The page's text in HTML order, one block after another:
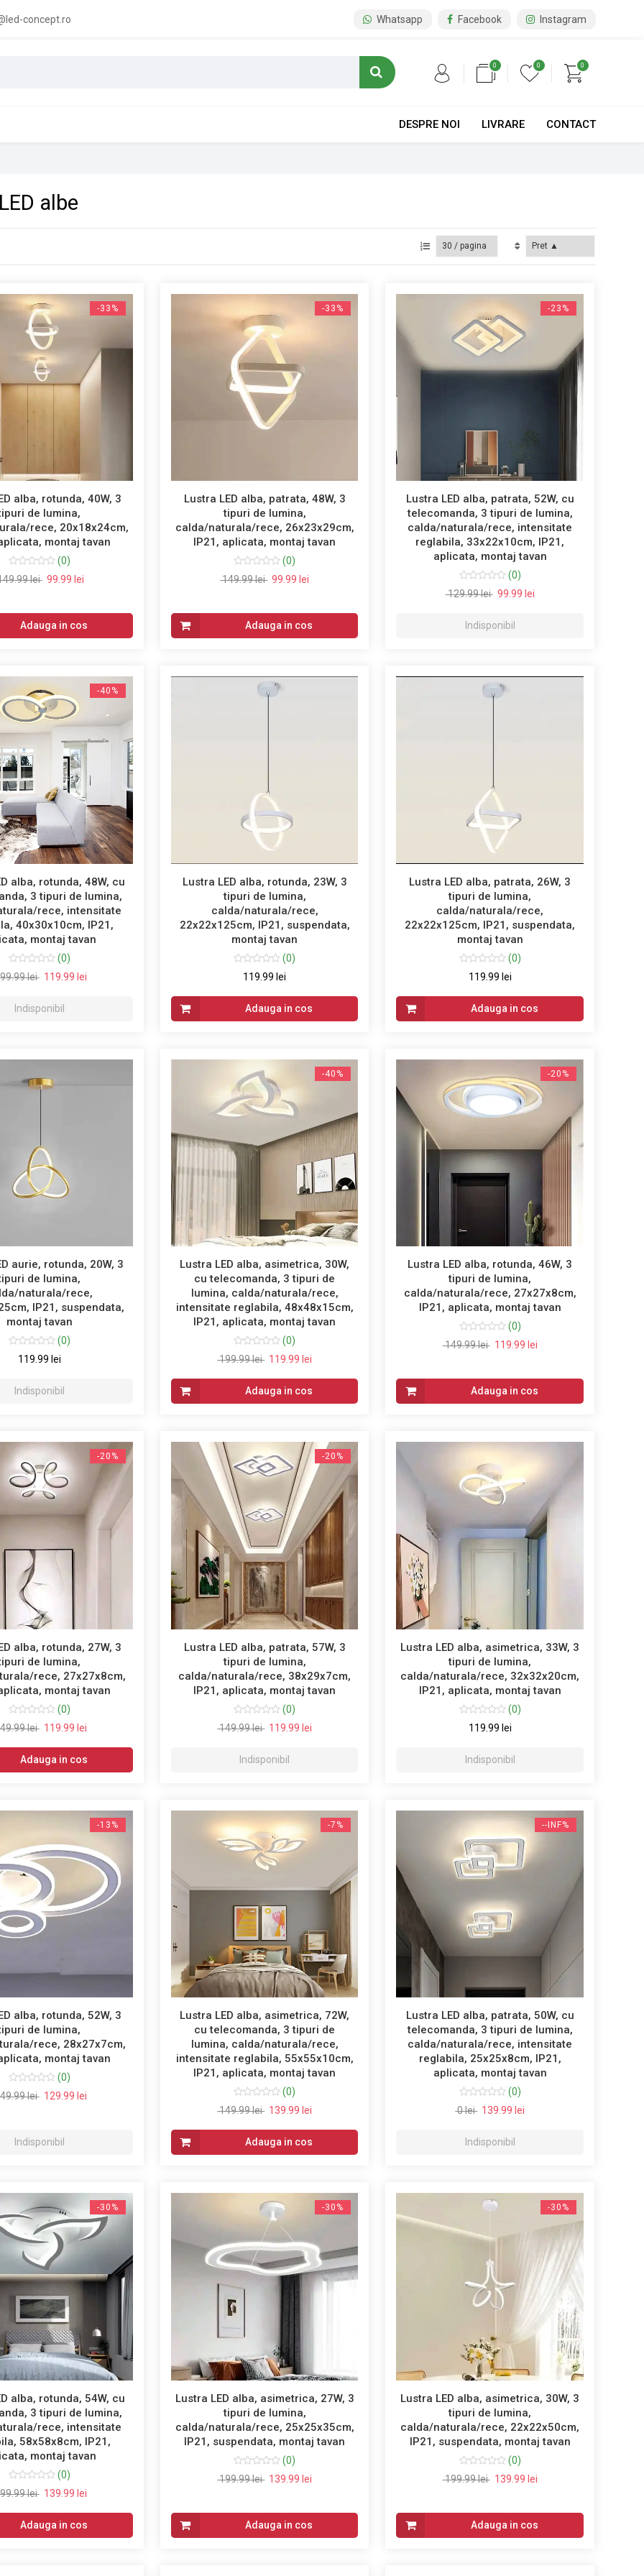
concept.ro Whatsapp Facebook Instagram
0
0
0
CONTACT
LIVRARE
DESPRE NOI
albe
-33%
alba, rotunda, 40W, 3
de lumina,
rece, 20x18x24cm,
montaj tavan
(0)
lei 99.99 lei
Adauga in cos
-33%
Lustra LED alba, patrata, 48W, 3
tipuri de lumina,
calda/naturala/rece, 26x23x29cm,
IP21, aplicata, montaj tavan
(0)
149.99 lei 99.99 lei
Adauga in cos
-23%
Lustra LED alba, patrata, 52W, cu
telecomanda, 3 tipuri de lumina,
calda/naturala/rece, intensitate
reglabila, 33x22x10cm, IP21,
aplicata, montaj tavan
(0)
129.99 lei 99.99 lei
Indisponibil
-40%
alba, rotunda, 48W, cu
3 tipuri de lumina,
rece, intensitate
40x30x10cm, IP21,
montaj tavan
(0)
lei 119.99 lei
Indisponibil
Lustra LED alba, rotunda, 23W, 3
tipuri de lumina,
calda/naturala/rece,
22x22x125cm, IP21, suspendata,
montaj tavan
(0)
119.99 lei
Adauga in cos
Lustra LED alba, patrata, 26W, 3
tipuri de lumina,
calda/naturala/rece,
22x22x125cm, IP21, suspendata,
montaj tavan
(0)
119.99 lei
Adauga in cos
aurie, rotunda, 20W, 3
de lumina,
naturala/rece,
IP21, suspendata,
montaj tavan
(0)
119.99 lei
Indisponibil
-40%
Lustra LED alba, asimetrica, 30W,
cu telecomanda, 3 tipuri de
lumina, calda/naturala/rece,
intensitate reglabila, 48x48x15cm,
IP21, aplicata, montaj tavan
(0)
199.99 lei 119.99 lei
Adauga in cos
-20%
Lustra LED alba, rotunda, 46W, 3
tipuri de lumina,
calda/naturala/rece, 27x27x8cm,
IP21, aplicata, montaj tavan
(0)
149.99 lei 119.99 lei
Adauga in cos
-20%
alba, rotunda, 27W, 3
de lumina,
rece, 27x27x8cm,
montaj tavan
(0)
lei 119.99 lei
Adauga in cos
-20%
Lustra LED alba, patrata, 57W, 3
tipuri de lumina,
calda/naturala/rece, 38x29x7cm,
IP21, aplicata, montaj tavan
(0)
149.99 lei 119.99 lei
Indisponibil
Lustra LED alba, asimetrica, 33W, 3
tipuri de lumina,
calda/naturala/rece, 32x32x20cm,
IP21, aplicata, montaj tavan
(0)
119.99 lei
Indisponibil
-13%
alba, rotunda, 52W, 3
de lumina,
rece, 28x27x7cm,
montaj tavan
(0)
lei 129.99 lei
Indisponibil
-7%
Lustra LED alba, asimetrica, 72W,
cu telecomanda, 3 tipuri de
lumina, calda/naturala/rece,
intensitate reglabila, 55x55x10cm,
IP21, aplicata, montaj tavan
(0)
149.99 lei 139.99 lei
Adauga in cos
--INF%
Lustra LED alba, patrata, 50W, cu
telecomanda, 3 tipuri de lumina,
calda/naturala/rece, intensitate
reglabila, 25x25x8cm, IP21,
aplicata, montaj tavan
(0)
0 lei 139.99 lei
Indisponibil
-30%
alba, rotunda, 54W, cu
3 tipuri de lumina,
rece, intensitate
58x58x8cm, IP21,
montaj tavan
(0)
lei 139.99 lei
Adauga in cos
-30%
Lustra LED alba, asimetrica, 27W, 3
tipuri de lumina,
calda/naturala/rece, 25x25x35cm,
IP21, suspendata, montaj tavan
(0)
199.99 lei 139.99 lei
Adauga in cos
-30%
Lustra LED alba, asimetrica, 30W, 3
tipuri de lumina,
calda/naturala/rece, 22x22x50cm,
IP21, suspendata, montaj tavan
(0)
199.99 lei 139.99 lei
Adauga in cos